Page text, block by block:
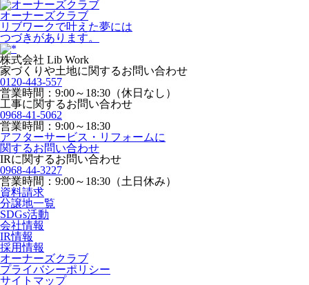
オーナーズクラブ
リブワークで叶えた夢には
つづきがあります。
株式会社 Lib Work
家づくりや土地に関するお問い合わせ
0120-443-557
営業時間：9:00～18:30（休日なし）
工事に関するお問い合わせ
0968-41-5062
営業時間：9:00～18:30
アフターサービス・リフォームに
関するお問い合わせ
IRに関するお問い合わせ
0968-44-3227
営業時間：9:00～18:30（土日休み）
資料請求
分譲地一覧
SDGs活動
会社情報
IR情報
採用情報
オーナーズクラブ
プライバシーポリシー
サイトマップ